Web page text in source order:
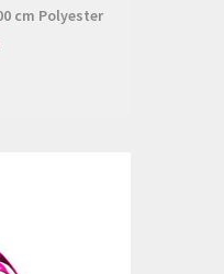
cm Polyester